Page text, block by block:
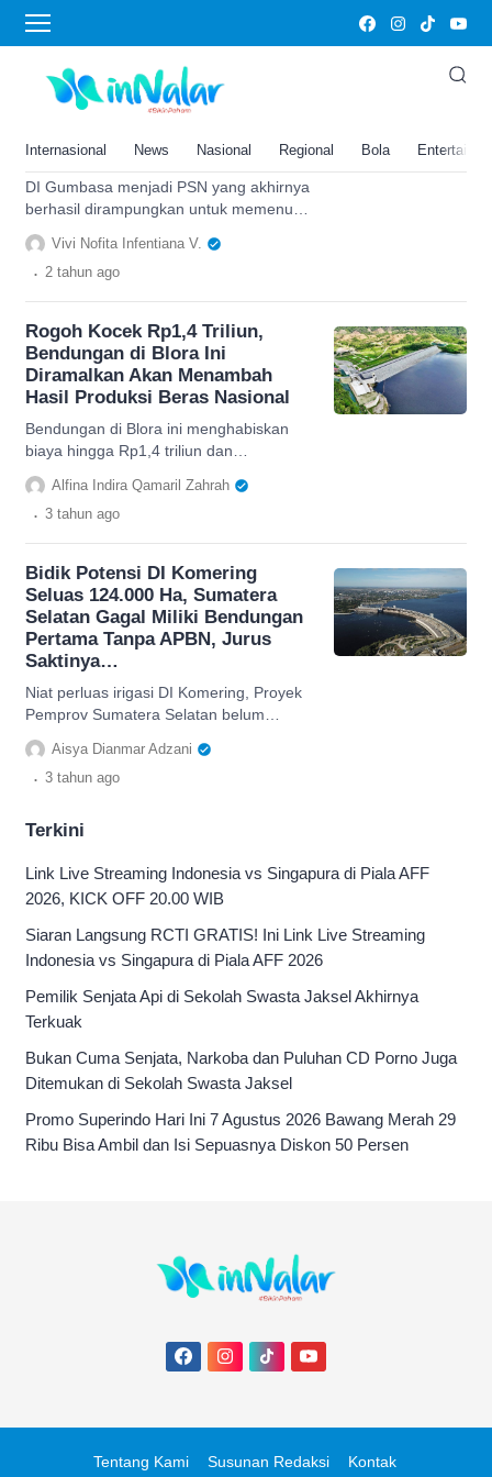
Internasional News Nasional Regional Bola
daerah irigasi
Telan Rp1,25 Triliun, Kabupaten
Sigi Akhirnya Punya Daerah
Persawahan Seluas 8.180 ha
DI Gumbasa menjadi PSN yang akhirnya
berhasil dirampungkan untuk memenuhi
kebutuhan pengairan sawah Kabupaten
SIgi.
Vivi Nofita Infentiana V.
. 2 tahun ago
Rogoh Kocek Rp1,4 Triliun,
Bendungan di Blora Ini
Diramalkan Akan Menambah
Hasil Produksi Beras Nasional
Bendungan di Blora ini menghabiskan
biaya hingga Rp1,4 triliun dan
diramalkan akan menambah hasil
produksi beras nasional.
Alfina Indira Qamaril Zahrah
. 3 tahun ago
Bidik Potensi DI Komering
Seluas 124.000 Ha, Sumatera
Selatan Gagal Miliki Bendungan
Pertama Tanpa APBN, Jurus
Saktinya…
Niat perluas irigasi DI Komering, Proyek
Pemprov Sumatera Selatan belum
berhasil bikin Bendungan Tiga Dihaji jadi
waduk pertama tanpa APBN.
Aisya Dianmar Adzani
. 3 tahun ago
Terkini
Link Live Streaming Indonesia vs Singapura di Piala AFF
2026, KICK OFF 20.00 WIB
Siaran Langsung RCTI GRATIS! Ini Link Live Streaming
Indonesia vs Singapura di Piala AFF 2026
Pemilik Senjata Api di Sekolah Swasta Jaksel Akhirnya
Terkuak
Bukan Cuma Senjata, Narkoba dan Puluhan CD Porno Juga
Ditemukan di Sekolah Swasta Jaksel
Promo Superindo Hari Ini 7 Agustus 2026 Bawang Merah 29
Ribu Bisa Ambil dan Isi Sepuasnya Diskon 50 Persen
Tentang Kami Susunan Redaksi Kontak